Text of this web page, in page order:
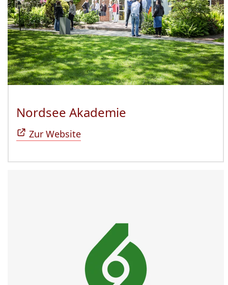
Nordsee Akademie
Zur Website